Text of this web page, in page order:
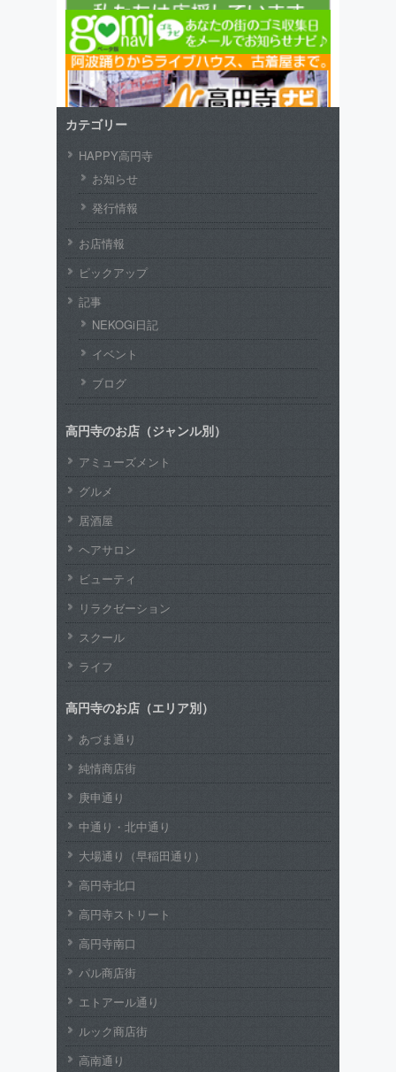
カテゴリー
HAPPY高円寺
お知らせ
発行情報
お店情報
ピックアップ
記事
NEKOGi日記
イベント
ブログ
高円寺のお店（ジャンル別）
アミューズメント
グルメ
居酒屋
ヘアサロン
ビューティ
リラクゼーション
スクール
ライフ
高円寺のお店（エリア別）
あづま通り
純情商店街
庚申通り
中通り・北中通り
大場通り（早稲田通り）
高円寺北口
高円寺ストリート
高円寺南口
パル商店街
エトアール通り
ルック商店街
高南通り